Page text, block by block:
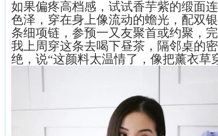
如果偏疼高档感，试试香芋紫的缎面
色泽，穿在身上像流动的蟾光，配双
条细项链，参预一又友聚首或约聚，
我上周穿这条去喝下昼茶，隔邻桌的
绝，说“这颜料太温情了，像把薰衣草